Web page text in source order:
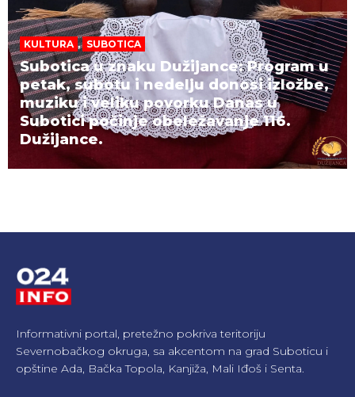
KULTURA , SUBOTICA
Subotica u znaku Dužijance: Program u
petak, subotu i nedelju donosi izložbe,
muziku i veliku povorku Danas u
Subotici počinje obeležavanje 116.
Dužijance.
Informativni portal, pretežno pokriva teritoriju
Severnobačkog okruga, sa akcentom na grad Suboticu i
opštine Ada, Bačka Topola, Kanjiža, Mali Iđoš i Senta.